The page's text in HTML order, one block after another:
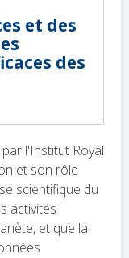
et des
des
l'Institut Royal
et son rôle
scientifique du
activités
et que la